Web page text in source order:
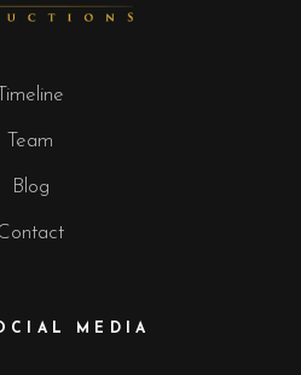
Timeline
Team
Blog
MEDIA